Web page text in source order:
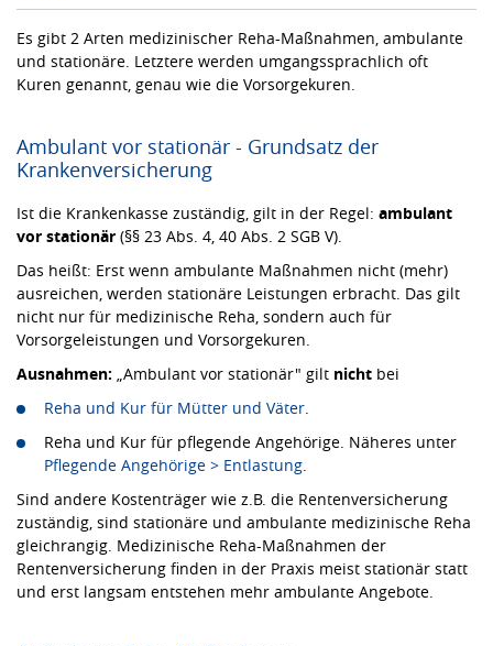
Es gibt 2 Arten medizinischer Reha-Maßnahmen, ambulante
und stationäre. Letztere werden umgangssprachlich oft
Kuren genannt, genau wie die Vorsorgekuren.
Ambulant vor stationär - Grundsatz der
Krankenversicherung
Ist die Krankenkasse zuständig, gilt in der Regel: ambulant
vor stationär (§§ 23 Abs. 4, 40 Abs. 2 SGB V).
Das heißt: Erst wenn ambulante Maßnahmen nicht (mehr)
ausreichen, werden stationäre Leistungen erbracht. Das gilt
nicht nur für medizinische Reha, sondern auch für
Vorsorgeleistungen und Vorsorgekuren.
Ausnahmen: „Ambulant vor stationär" gilt nicht bei
Reha und Kur für Mütter und Väter
Reha und Kur für pflegende Angehörige. Näheres unter
Pflegende Angehörige > Entlastung
Sind andere Kostenträger wie z.B. die Rentenversicherung
zuständig, sind stationäre und ambulante medizinische Reha
gleichrangig. Medizinische Reha-Maßnahmen der
Rentenversicherung finden in der Praxis meist stationär statt
und erst langsam entstehen mehr ambulante Angebote.